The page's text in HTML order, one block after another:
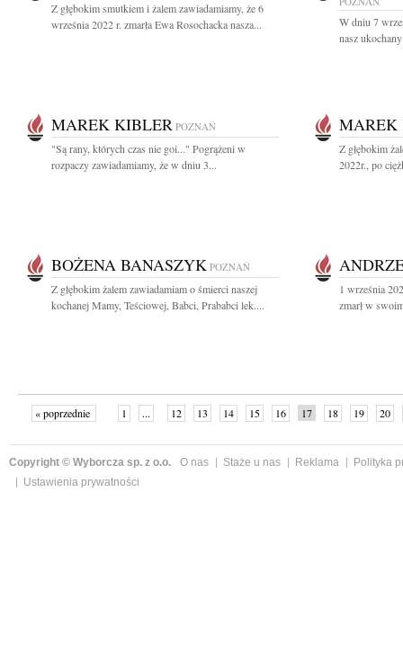
Z głębokim smutkiem i żalem zawiadamiamy, że 6
września 2022 r. zmarła Ewa Rosochacka nasza...
W dniu 7
nasz
MAREK KIBLER POZNAŃ
"Są rany, których czas nie goi..." Pogrążeni w
rozpaczy zawiadamiamy, że w dniu 3...
Z głębokim
2022r., po
BOŻENA BANASZYK POZNAŃ
Z głębokim żalem zawiadamiam o śmierci naszej
kochanej Mamy, Teściowej, Babci, Prababci lek....
1 września
zmarł w
« poprzednie 1 ... 12 13 14 15 16 17 18 19
20
Copyright © Wyborcza sp. z o.o. O nas Staże u nas Reklama
Polityka
Ustawienia prywatności